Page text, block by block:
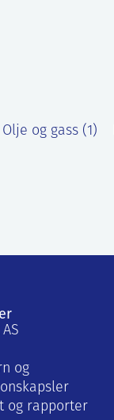
Olje og gass (1)
og
og rapporter